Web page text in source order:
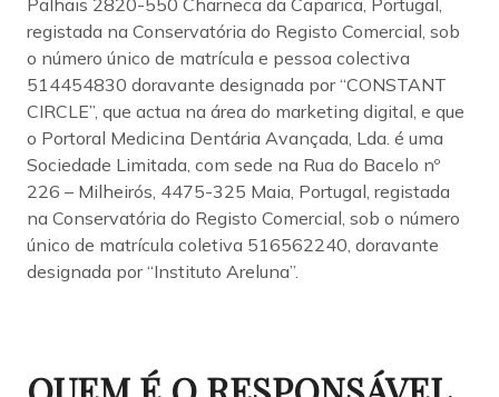
registada na Conservatória do Registo Comercial, sob
o número único de matrícula e pessoa colectiva
514454830 doravante designada por “CONSTANT
CIRCLE”, que actua na área do marketing digital, e que
o Portoral Medicina Dentária Avançada, Lda. é uma
Sociedade Limitada, com sede na Rua do Bacelo nº
226 – Milheirós, 4475-325 Maia, Portugal, registada
na Conservatória do Registo Comercial, sob o número
único de matrícula coletiva 516562240, doravante
designada por “Instituto Areluna”.